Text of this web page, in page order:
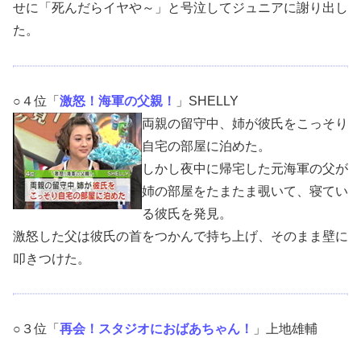
せに「死んだらイヤや～」と号泣してジュニアに謝り出し
た。
○４位「 激怒！海軍の父親！
」SHELLY
両親の留守中、姉が彼氏をこっそり
自宅の部屋に泊めた。
しかし夜中に帰宅した元海軍の父が
姉の部屋をたまたま覗いて、寝てい
る彼氏を発見。
激怒した父は彼氏の首をつかんで持ち上げ、そのまま壁に
叩きつけた。
○３位「 再会！スタジオにおばあちゃん！
」上地雄輔